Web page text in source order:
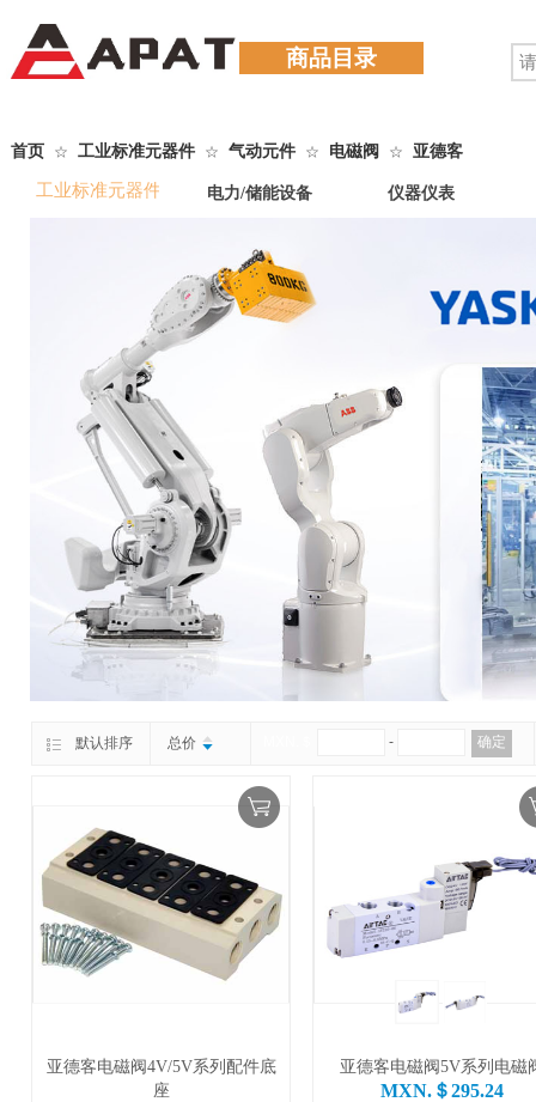
首页 ☆ 工业标准元器件 ☆ 气动元件 ☆ 电磁阀 ☆ 亚德客
工业标准元器件 电力/储能设备 仪器仪表
默认排序 总价 - 确定
亚德客电磁阀4V/5V系列配件底
座
亚德客电磁阀5V系列电磁
MXN.＄295.24
商品目录